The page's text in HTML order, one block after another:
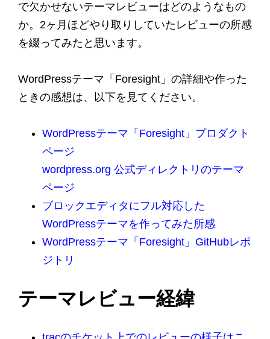
で欠かせないテーマレビューはどのようなもの
か。2ヶ月ほどやり取りしていたレビューの所感
を綴ってみたと思います。
WordPressテーマ「Foresight」の詳細や作った
ときの感想は、以下を見てください。
WordPressテーマ「Foresight」プロダクト
ページ
wordpress.org 公式ディレクトリのテーマ
ページ
ブロックエディタにフル対応した
WordPressテーマを作ってみた所感
WordPressテーマ「Foresight」GitHubレポ
ジトリ
テーマレビュー経緯